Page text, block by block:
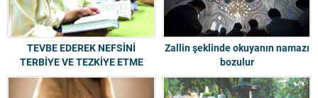
TEVBE EDEREK NEFSİNİ
TERBİYE VE TEZKİYE ETME
VAZİFESİNİ ÖTELEYEN ADAMIN
MİSALİ
Zallin şeklinde okuyanın namazı
bozulur